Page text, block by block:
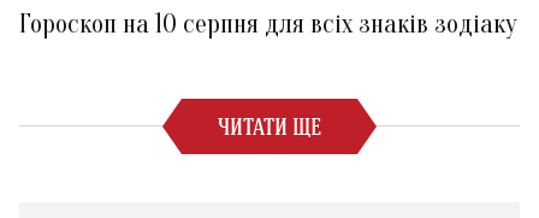
Гороскоп на 10 серпня для всіх знаків зодіаку
ЧИТАТИ ЩЕ